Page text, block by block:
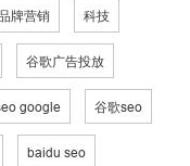
牌营销 科技
谷歌广告投放
google 谷歌seo
baidu seo